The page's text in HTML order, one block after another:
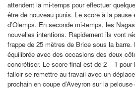
attendent la mi-temps pour effectuer
être de nouveau punis. Le score à la pause
d’Olemps. En seconde mi-temps, les
nouvelles intentions. Rapidement ils vont
frappe de 25 mètres de Brice sous la
équilibrée avec des occasions des deux
concrétiser. Le score final est de 2 – 1 pour
falloir se remettre au travail avec un
prochain en coupe d’Aveyron sur la